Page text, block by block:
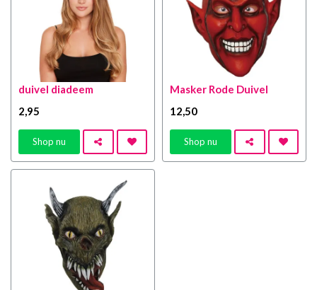
duivel diadeem
2 ,95
Shop nu
Masker Rode Duivel
12 ,50
Shop nu